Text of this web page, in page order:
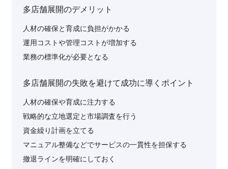
多店舗展開のデメリット
人材の確保と育成に負担がかかる
運用コストや管理コストが増加する
業務の標準化が必要となる
多店舗展開の失敗を避けて成功に導くポイント
人材の確保や育成に注力する
戦略的な立地選定と市場調査を行う
資金繰り計画を立てる
マニュアル整備などでサービスの一貫性を担保する
撤退ラインを明確にしておく